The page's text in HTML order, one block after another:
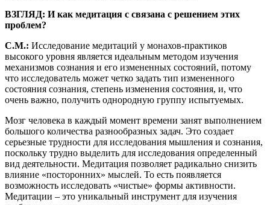
ВЗГЛЯД: И как медитация с связана с решением этих
проблем?
С.М.: Исследование медитаций у монахов-практиков
высокого уровня является идеальным методом изучения
механизмов сознания и его измененных состояний, потому
что исследователь может четко задать тип измененного
состояния сознания, степень изменения состояния, и, что
очень важно, получить однородную группу испытуемых.
Мозг человека в каждый момент времени занят выполнением
большого количества разнообразных задач. Это создает
серьезные трудности для исследования мышления и сознания,
поскольку трудно выделить для исследования определенный
вид деятельности. Медитация позволяет радикально снизить
влияние «посторонних» мыслей. То есть появляется
возможность исследовать «чистые» формы активности.
Медитации – это уникальный инструмент для изучения